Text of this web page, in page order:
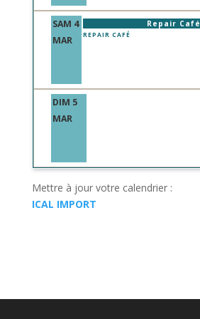
SAM 4
MAR
Repair Café
REPAIR CAFÉ
DIM 5
MAR
Mettre à jour votre calendrier :
ICAL IMPORT